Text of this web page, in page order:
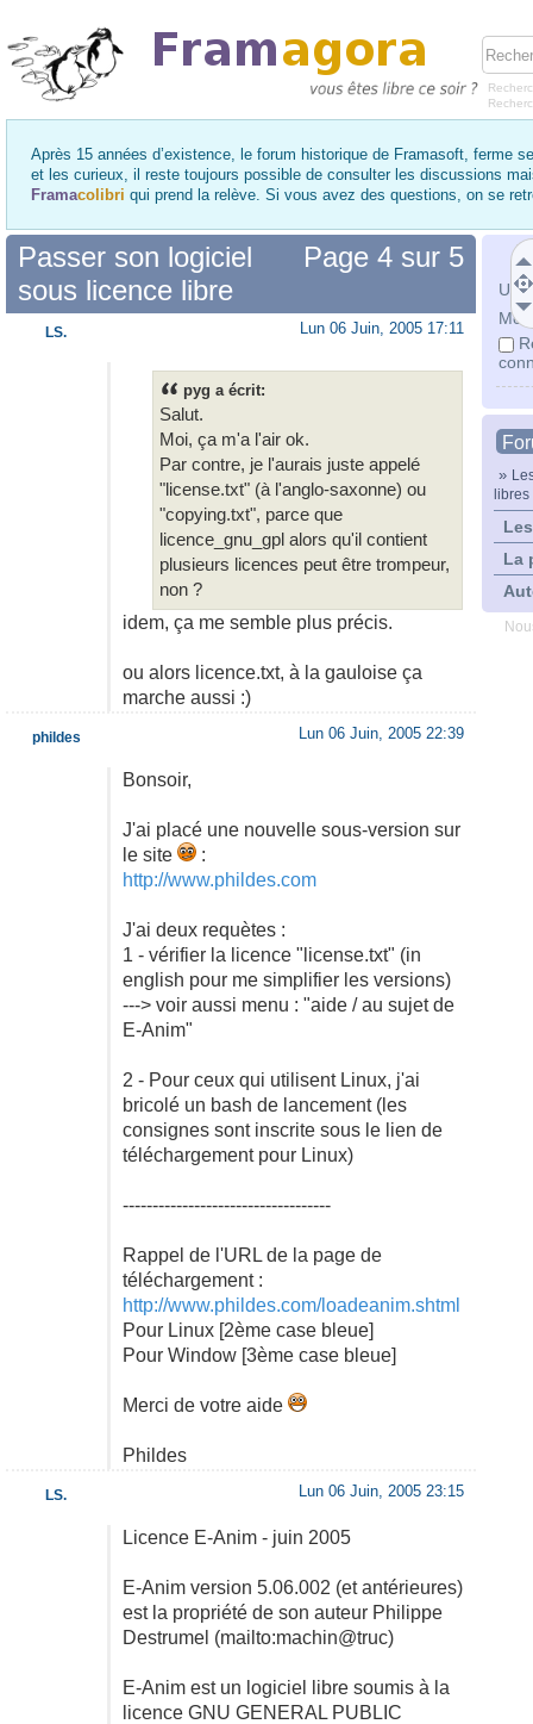
Après 15 années d’existence, le forum historique de Framasoft, ferme
et les curieux, il reste toujours possible de consulter les discussions
Framacolibri qui prend la relève. Si vous avez des questions, on se
Mot
»
libres
La
Page 4 sur 5
Passer son logiciel
sous licence libre
Lun 06 Juin, 2005 17:11
pyg a écrit:
Salut.
Moi, ça m'a l'air ok.
Par contre, je l'aurais juste appelé
"license.txt" (à l'anglo-saxonne) ou
"copying.txt", parce que
licence_gnu_gpl alors qu'il contient
plusieurs licences peut être trompeur,
non ?
idem, ça me semble plus précis.
ou alors licence.txt, à la gauloise ça
marche aussi :)
LS.
Lun 06 Juin, 2005 22:39
Bonsoir,
J'ai placé une nouvelle sous-version sur
le site
:
http://www.phildes.com
J'ai deux requètes :
1 - vérifier la licence "license.txt" (in
english pour me simplifier les versions)
---> voir aussi menu : "aide / au sujet de
E-Anim"
2 - Pour ceux qui utilisent Linux, j'ai
bricolé un bash de lancement (les
consignes sont inscrite sous le lien de
téléchargement pour Linux)
-----------------------------------
Rappel de l'URL de la page de
téléchargement :
http://www.phildes.com/loadeanim.shtml
Pour Linux [2ème case bleue]
Pour Window [3ème case bleue]
Merci de votre aide
Phildes
phildes
Lun 06 Juin, 2005 23:15
Licence E-Anim - juin 2005
E-Anim version 5.06.002 (et antérieures)
est la propriété de son auteur Philippe
Destrumel (mailto:machin@truc)
E-Anim est un logiciel libre soumis à la
licence GNU GENERAL PUBLIC
LS.